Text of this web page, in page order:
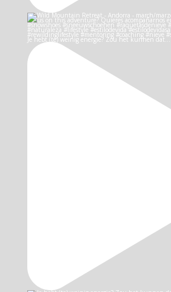
Je hebt (te) weinig energie? Zou het kunnen dat…